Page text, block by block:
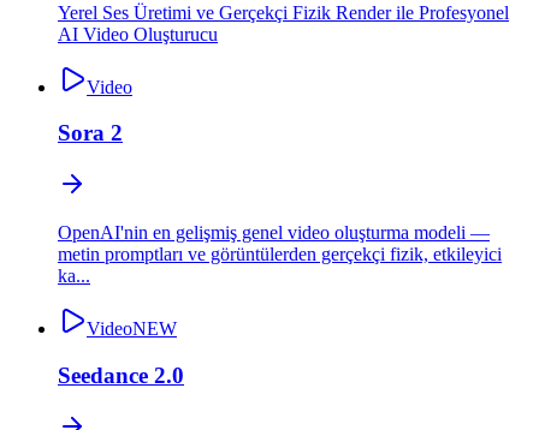
Yerel Ses Üretimi ve Gerçekçi Fizik Render ile Profesyonel
AI Video Oluşturucu
Video
Sora 2
OpenAI'nin en gelişmiş genel video oluşturma modeli —
metin promptları ve görüntülerden gerçekçi fizik, etkileyici
ka...
VideoNEW
Seedance 2.0